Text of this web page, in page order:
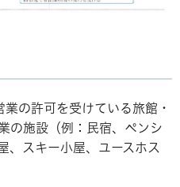
の許可を受けている旅館・
の施設（例：民宿、ペンシ
、スキー小屋、ユースホス